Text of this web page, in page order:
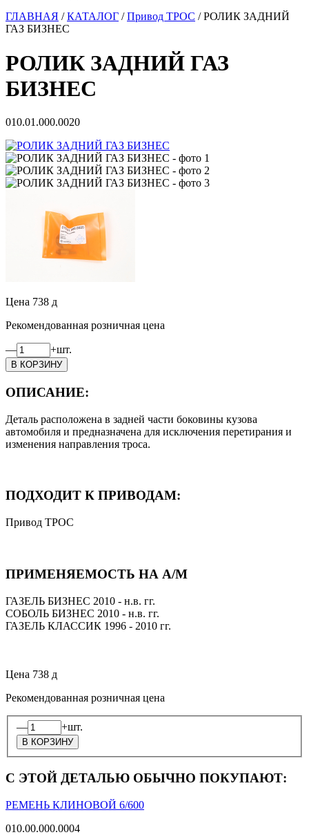
ГЛАВНАЯ /КАТАЛОГ /Привод ТРОС /РОЛИК ЗАДНИЙ
ГАЗ БИЗНЕС
РОЛИК ЗАДНИЙ ГАЗ
БИЗНЕС
010.01.000.0020
Цена 738 д
Рекомендованная розничная цена
— +шт.
ОПИСАНИЕ:
Деталь расположена в задней части боковины кузова
автомобиля и предназначена для исключения перетирания и
изменения направления троса.
ПОДХОДИТ К ПРИВОДАМ:
Привод ТРОС
ПРИМЕНЯЕМОСТЬ НА А/М
ГАЗЕЛЬ БИЗНЕС 2010 - н.в. гг.
СОБОЛЬ БИЗНЕС 2010 - н.в. гг.
ГАЗЕЛЬ КЛАССИК 1996 - 2010 гг.
Цена 738 д
Рекомендованная розничная цена
— +шт.
С ЭТОЙ ДЕТАЛЬЮ ОБЫЧНО ПОКУПАЮТ:
РЕМЕНЬ КЛИНОВОЙ 6/600
010.00.000.0004